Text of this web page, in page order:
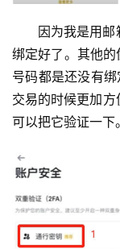
因为我是用
绑定好了。其他
号码都是还没有
交易的时候更加
可以把它验证一下